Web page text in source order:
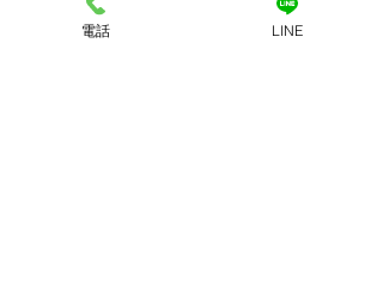
コメント電話 LINE